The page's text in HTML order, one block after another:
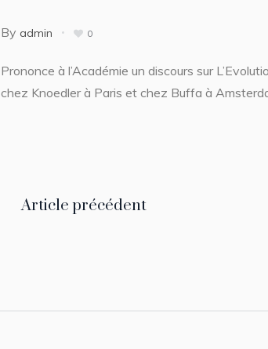
By admin 0
Prononce à l’Académie un discours sur
chez Knoedler à Paris et chez Buffa à
Article précédent